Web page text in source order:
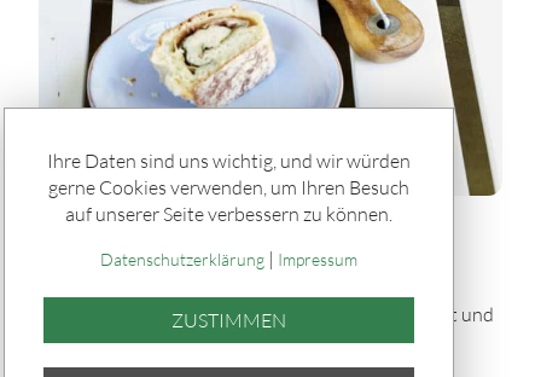
Rätseln & Service / Rezepte
Gefülltes Brot "Tortano" vom Grill
Dieses gefüllte Brot „Tortano“ vom Grill ist herzhaft und
saftig: Ein fluffiger Hefeteig umhüllt Pesto,
Ihre Daten sind uns wichtig, und wir würden
gerne Cookies verwenden, um Ihren Besuch
auf unserer Seite verbessern zu können.
Datenschutzerklärung| Impressum
ZUSTIMMEN